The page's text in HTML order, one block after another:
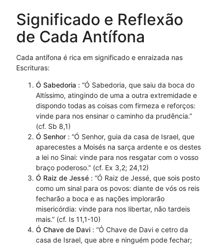
Significado e Reflexão
de Cada Antífona
Cada antífona é rica em significado e enraizada nas
Escrituras:
Ó Sabedoria : “Ó Sabedoria, que saiu da boca do
Altíssimo, atingindo de uma a outra extremidade e
dispondo todas as coisas com firmeza e reforços:
vinde para nos ensinar o caminho da prudência.”
(cf. Sb 8,1)
Ó Senhor: “Ó Senhor, guia da casa de Israel, que
aparecestes a Moisés na sarça ardente e os destes
a lei no Sinai: vinde para nos resgatar com o vosso
braço poderoso.” (cf. Ex 3,2; 24,12)
Ó Raiz de Jessé: “Ó Raiz de Jessé, que sois posto
como um sinal para os povos: diante de vós os reis
fecharão a boca e as nações implorarão
misericórdia: vinde para nos libertar, não tardeis
mais.” (cf. Is 11,1-10)
Ó Chave de Davi: “Ó Chave de Davi e cetro da
casa de Israel, que abre e ninguém pode fechar;